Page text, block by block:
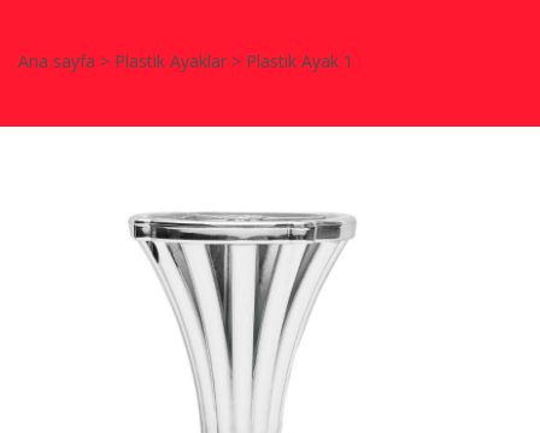
Ana sayfa > Plastik Ayaklar > Plastik Ayak 1